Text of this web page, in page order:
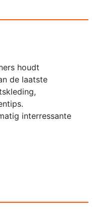
houdt
de laatste
interressante